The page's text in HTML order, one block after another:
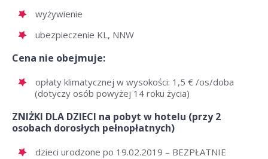
wyżywienie
ubezpieczenie KL, NNW
Cena nie obejmuje:
opłaty klimatycznej w wysokości: 1,5 € /os/doba
(dotyczy osób powyżej 14 roku życia)
ZNIŻKI DLA DZIECI na pobyt w hotelu (przy 2
osobach dorosłych pełnopłatnych)
dzieci urodzone po 19.02.2019 – BEZPŁATNIE